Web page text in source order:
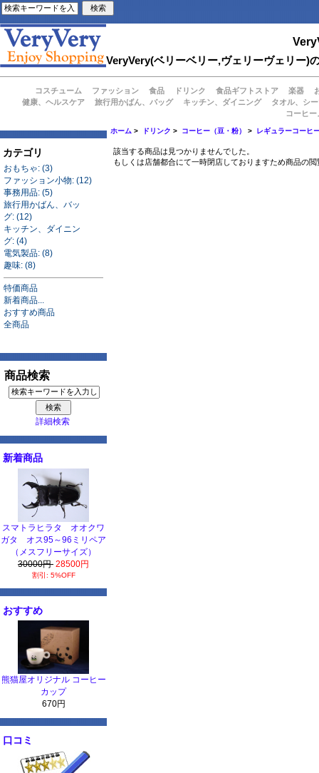
VeryVery(ベリーベリー,ヴェリーヴェリー)
コスチューム ファッション 食品 ドリンク 食品ギフトストア 楽器
健康、ヘルスケア
旅行用かばん、バッグ キッチン、ダイニング
タオル、シ
コーヒ
カテゴリ
おもちゃ: (3)
ファッション小物: (12)
事務用品: (5)
旅行用かばん、バッ
グ: (12)
キッチン、ダイニン
グ: (4)
電気製品: (8)
趣味: (8)
特価商品
新着商品...
おすすめ商品
全商品
商品検索
詳細検索
新着商品
スマトラヒラタ オオクワ
ガタ オス95～96ミリペア
（メスフリーサイズ）
30000円 28500円
割引: 5%OFF
おすすめ
熊猫屋オリジナル コーヒー
カップ
670円
口コミ
ホーム > ドリンク > コーヒー（豆・粉） > レギュラーコーヒ
該当する商品は見つかりませんでした。
もしくは店舗都合にて一時閉店しておりますため商品の